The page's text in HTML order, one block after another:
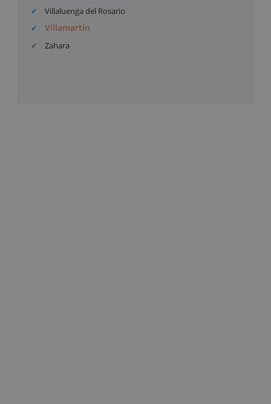
Villaluenga del Rosario
Villamartín
Zahara